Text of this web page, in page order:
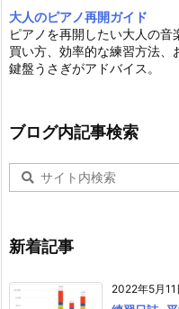
大人のピアノ再開ガイド
ピアノを再開したい大人の音
買い方、効率的な練習方法、
鍵盤うさぎがアドバイス。
ブログ内記事検索
新着記事
2022年5月11